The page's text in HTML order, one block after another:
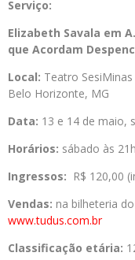
Serviço:
Elizabeth Savala em
que Acordam
Local: Teatro SesiMinas
Belo Horizonte, MG
Data: 13 e 14 de maio,
Horários: sábado às
Ingressos: R$ 120,00
Vendas: na bilheteria
www.tudus.com.br
Classificação etária: